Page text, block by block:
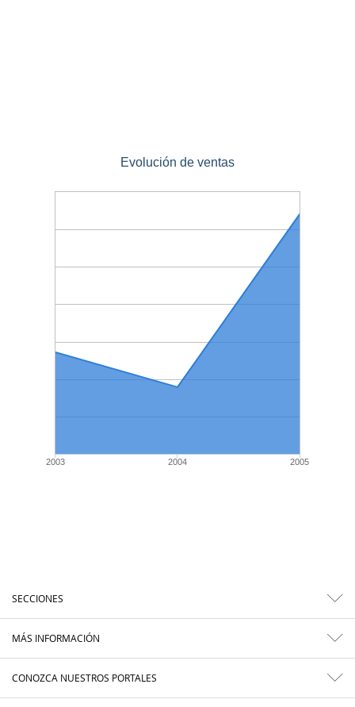
Evolución de ventas
2003 2004 2005
SECCIONES
MÁS INFORMACIÓN
CONOZCA NUESTROS PORTALES